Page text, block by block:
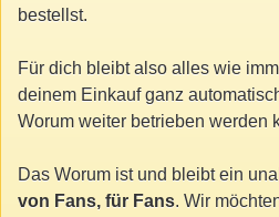
bestellst.
Für dich bleibt also alles wie
deinem Einkauf ganz
Worum weiter betrieben werden
Das Worum ist und bleibt ein
von Fans, für Fans. Wir